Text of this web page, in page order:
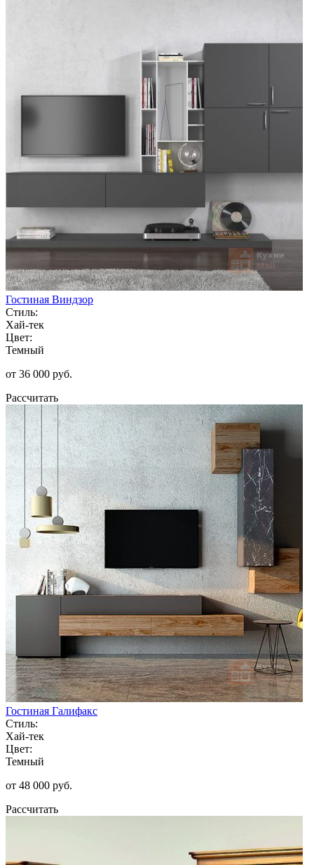
Гостиная Виндзор
Стиль:
Хай-тек
Цвет:
Темный
от 36 000 руб.
Рассчитать
Гостиная Галифакс
Стиль:
Хай-тек
Цвет:
Темный
от 48 000 руб.
Рассчитать